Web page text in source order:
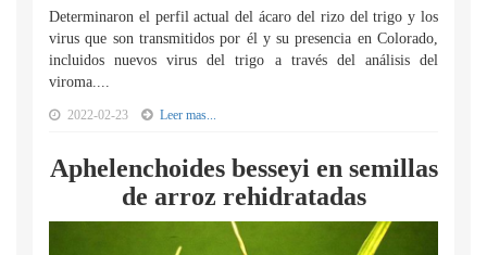
Determinaron el perfil actual del ácaro del rizo del trigo y los
virus que son transmitidos por él y su presencia en Colorado,
incluidos nuevos virus del trigo a través del análisis del
viroma....
2022-02-23 Leer mas...
Aphelenchoides besseyi en semillas
de arroz rehidratadas